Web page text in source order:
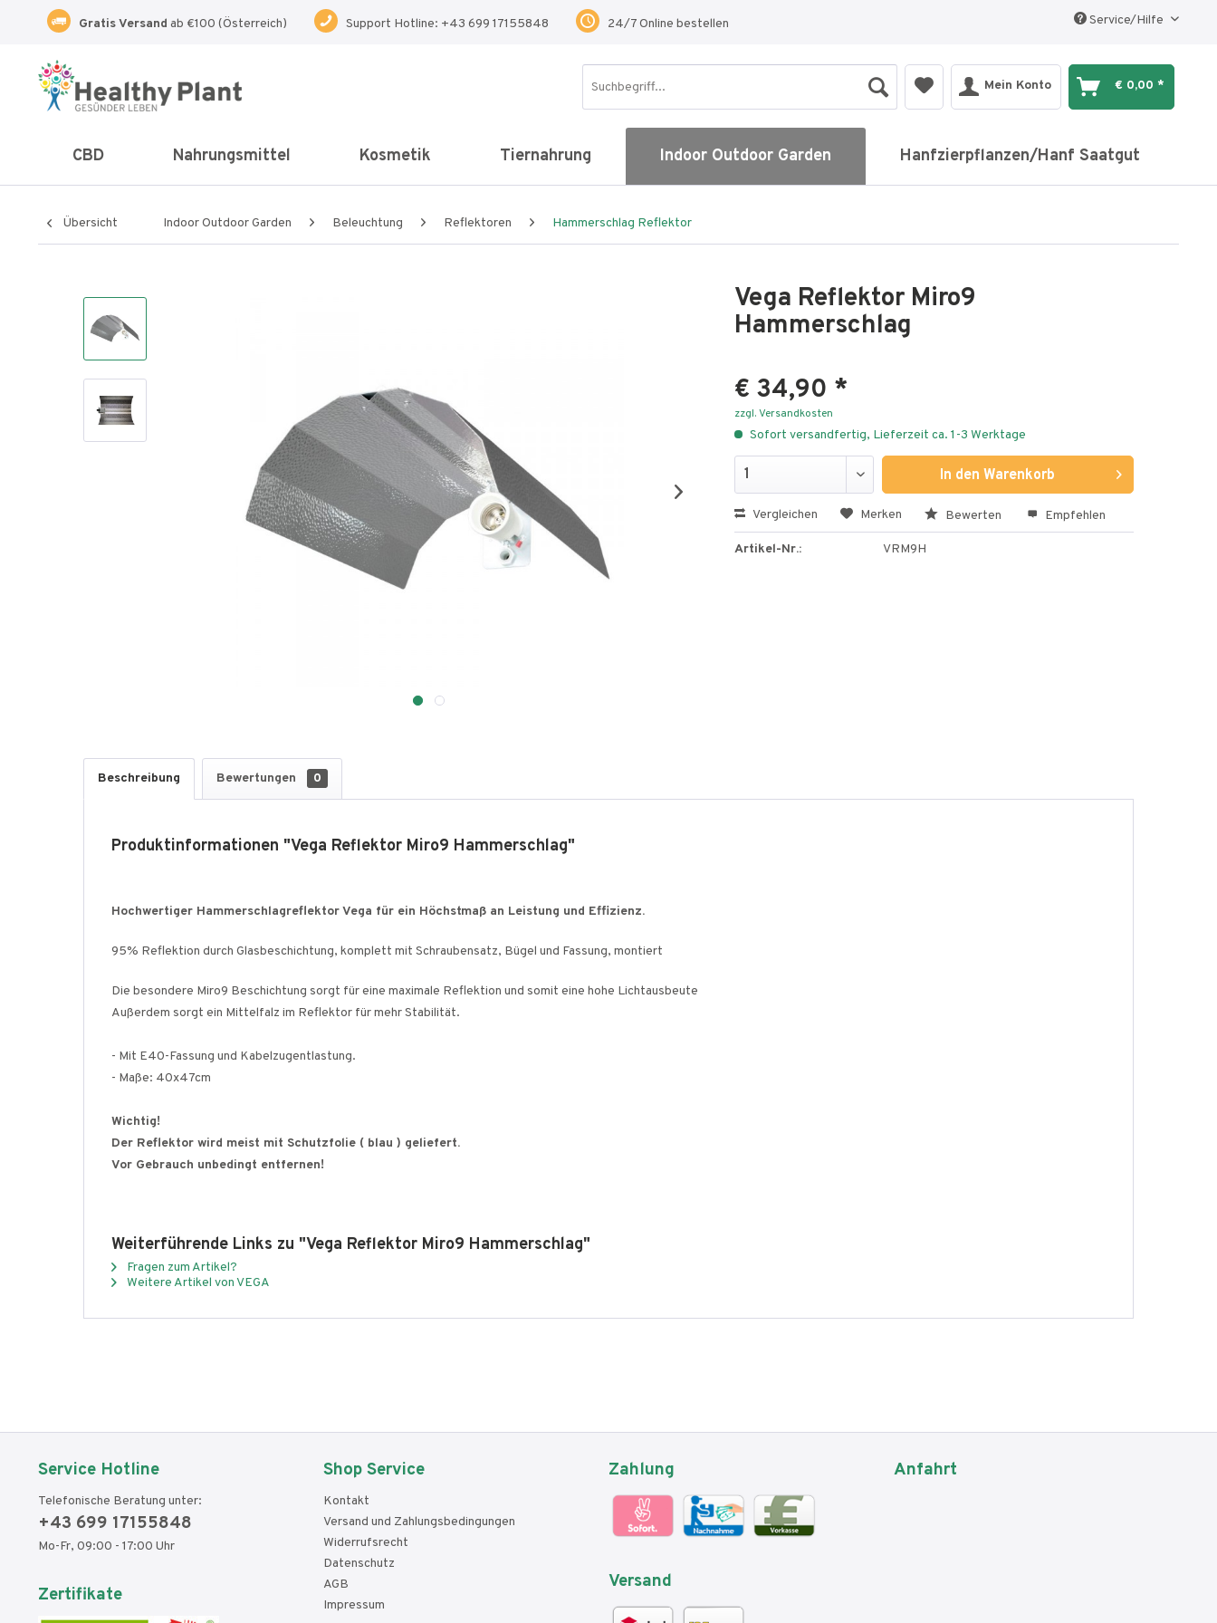
Gratis Versand ab €100 (Österreich) Support Hotline: +43 699 17155848 24/7 Online bestellen Service/Hilfe
Mein Konto € 0,00 *
CBD Nahrungsmittel Kosmetik Tiernahrung Indoor Outdoor Garden Hanfzierpflanzen/Hanf Saatgut
Übersicht Indoor Outdoor Garden Beleuchtung Reflektoren Hammerschlag Reflektor
Vega Reflektor Miro9
Hammerschlag
€ 34,90 *
zzgl. Versandkosten
Sofort versandfertig, Lieferzeit ca. 1-3 Werktage
In den Warenkorb
Vergleichen Merken Bewerten Empfehlen
Artikel-Nr.: VRM9H
Beschreibung Bewertungen 0
Produktinformationen "Vega Reflektor Miro9 Hammerschlag"
Hochwertiger Hammerschlagreflektor Vega für ein Höchstmaß an Leistung und Effizienz.
95% Reflektion durch Glasbeschichtung, komplett mit Schraubensatz, Bügel und Fassung, montiert
Die besondere Miro9 Beschichtung sorgt für eine maximale Reflektion und somit eine hohe Lichtausbeute
Außerdem sorgt ein Mittelfalz im Reflektor für mehr Stabilität.
- Mit E40-Fassung und Kabelzugentlastung.
- Maße: 40x47cm
Wichtig!
Der Reflektor wird meist mit Schutzfolie ( blau ) geliefert.
Vor Gebrauch unbedingt entfernen!
Weiterführende Links zu "Vega Reflektor Miro9 Hammerschlag"
Fragen zum Artikel?
Weitere Artikel von VEGA
Service Hotline
Telefonische Beratung unter:
+43 699 17155848
Mo-Fr, 09:00 - 17:00 Uhr
Zertifikate
Shop Service
Kontakt
Versand und Zahlungsbedingungen
Widerrufsrecht
Datenschutz
AGB
Impressum
Zahlung
Versand
Anfahrt